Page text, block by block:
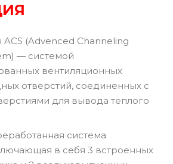
(Advenced Channeling
— системой
вентиляционных
отверстий, соединенных с
для вывода теплого
система
в себя 3 встроенных